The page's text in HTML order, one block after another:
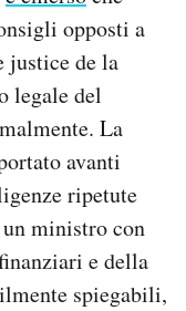
opposti a
justice de la
legale del
La
avanti
ripetute
un ministro con
e della
spiegabili,